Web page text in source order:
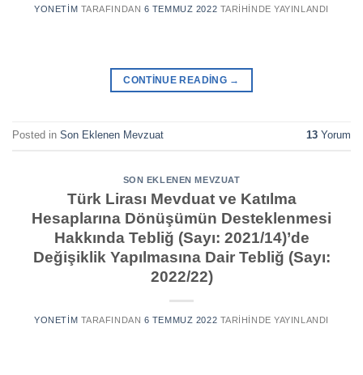
YONETIM TARAFINDAN 6 TEMMUZ 2022 TARIHINDE YAYINLANDI
CONTINUE READING →
Posted in Son Eklenen Mevzuat 13 Yorum
SON EKLENEN MEVZUAT
Türk Lirası Mevduat ve Katılma
Hesaplarına Dönüşümün Desteklenmesi
Hakkında Tebliğ (Sayı: 2021/14)’de
Değişiklik Yapılmasına Dair Tebliğ (Sayı:
2022/22)
YONETIM TARAFINDAN 6 TEMMUZ 2022 TARIHINDE YAYINLANDI